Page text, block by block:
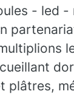
- led -
plâtres,